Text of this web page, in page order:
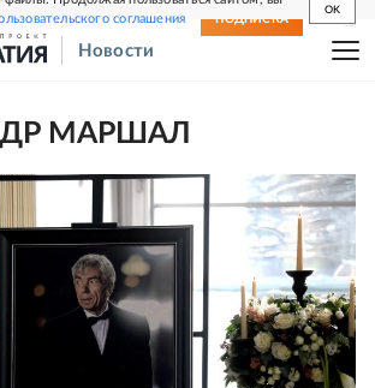
соглашения
OK
ПОДПИСКА
Новости
МАРШАЛ